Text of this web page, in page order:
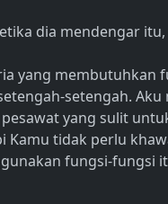
dia mendengar itu,
yang membutuhkan
setengah. Aku
yang sulit
Kamu tidak perlu
fungsi-fungsi